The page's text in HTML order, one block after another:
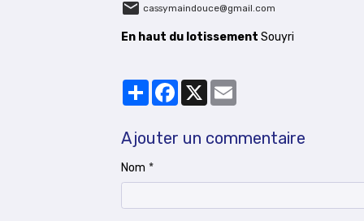
cassymaindouce@gmail.com
En haut du lotissement Souyri
PartagerFacebook
X
Ajouter un commentaire
Nom